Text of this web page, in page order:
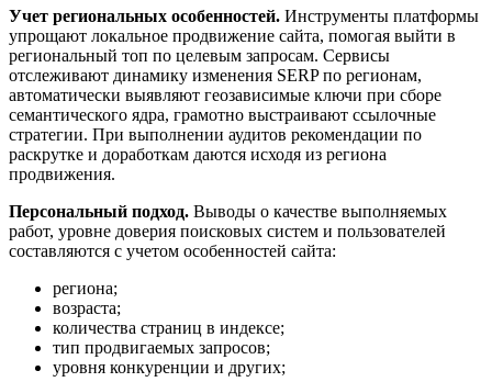
Учет региональных особенностей. Инструменты платформы
упрощают локальное продвижение сайта, помогая выйти в
региональный топ по целевым запросам. Сервисы
отслеживают динамику изменения SERP по регионам,
автоматически выявляют геозависимые ключи при сборе
семантического ядра, грамотно выстраивают ссылочные
стратегии. При выполнении аудитов рекомендации по
раскрутке и доработкам даются исходя из региона
продвижения.
Персональный подход. Выводы о качестве выполняемых
работ, уровне доверия поисковых систем и пользователей
составляются с учетом особенностей сайта:
региона;
возраста;
количества страниц в индексе;
тип продвигаемых запросов;
уровня конкуренции и других;